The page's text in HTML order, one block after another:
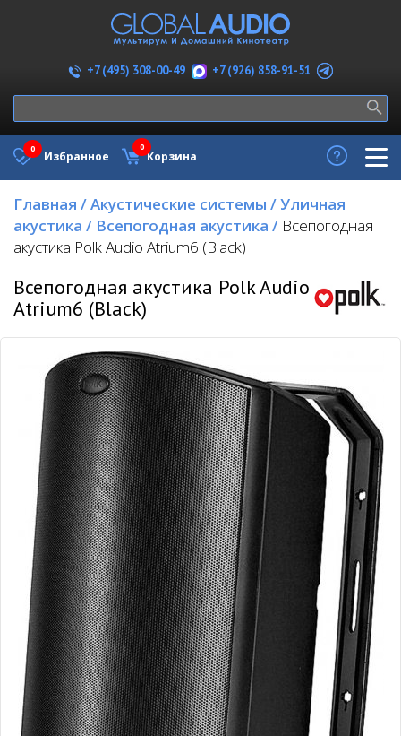
+7 (495) 308-00-49 +7 (926) 858-91-51
Избранное
0
Корзина
0
Главная /Акустические системы /Уличная
акустика / Всепогодная акустика / Всепогодная
акустика Polk Audio Atrium6 (Black)
Всепогодная акустика Polk Audio
Atrium6 (Black)